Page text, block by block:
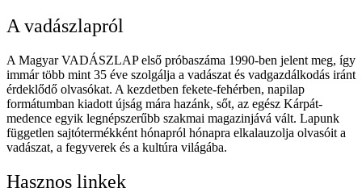
A vadászlapról
A Magyar VADÁSZLAP első próbaszáma 1990-ben jelent meg, így
immár több mint 35 éve szolgálja a vadászat és vadgazdálkodás iránt
érdeklődő olvasókat. A kezdetben fekete-fehérben, napilap
formátumban kiadott újság mára hazánk, sőt, az egész Kárpát-
medence egyik legnépszerűbb szakmai magazinjává vált. Lapunk
független sajtótermékként hónapról hónapra elkalauzolja olvasóit a
vadászat, a fegyverek és a kultúra világába.
Hasznos linkek